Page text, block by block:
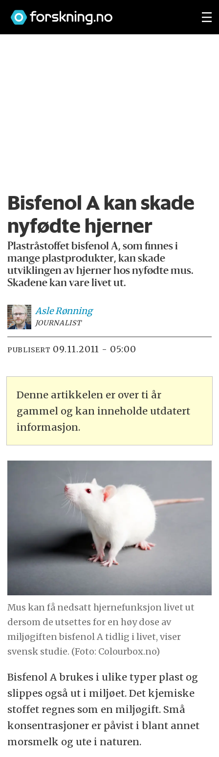
Bisfenol A kan skade
nyfødte hjerner
Plastråstoffet bisfenol A, som finnes i
mange plastprodukter, kan skade
utviklingen av hjerner hos nyfødte mus.
Skadene kan vare livet ut.
AsleRønning
JOURNALIST
PUBLISERT 09.11.2011 - 05:00
Denne artikkelen er over ti år
gammel og kan inneholde utdatert
informasjon.
Mus kan få nedsatt hjernefunksjon livet ut
dersom de utsettes for en høy dose av
miljøgiften bisfenol A tidlig i livet, viser
svensk studie. (Foto: Colourbox.no)
Bisfenol A brukes i ulike typer plast og
slippes også ut i miljøet. Det kjemiske
stoffet regnes som en miljøgift. Små
konsentrasjoner er påvist i blant annet
morsmelk og ute i naturen.